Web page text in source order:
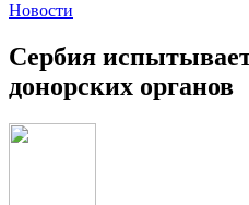
Новости
Сербия
донорских органов